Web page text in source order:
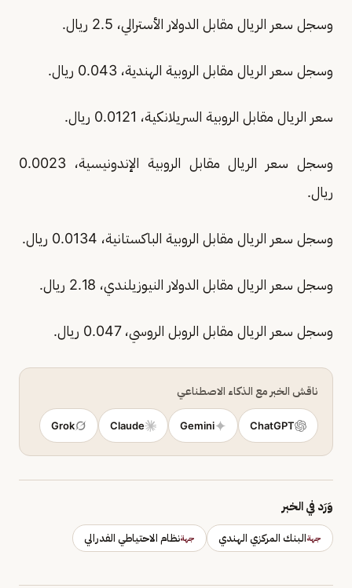
وسجل سعر الريال مقابل الدولار الأسترالي، 2.5 ريال.
وسجل سعر الريال مقابل الروبية الهندية، 0.043 ريال.
سعر الريال مقابل الروبية السريلانكية، 0.0121 ريال.
وسجل سعر الريال مقابل الروبية الإندونيسية، 0.0023
ريال.
وسجل سعر الريال مقابل الروبية الباكستانية، 0.0134 ريال.
وسجل سعر الريال مقابل الدولار النيوزيلندي، 2.18 ريال.
وسجل سعر الريال مقابل الروبل الروسي، 0.047 ريال.
ناقش الخبر مع الذكاء الاصطناعي
ChatGPT
Gemini
Claude
Grok
وَرَد في الخبر
جهةالبنك المركزي الهندي جهةنظام الاحتياطي الفدرالي